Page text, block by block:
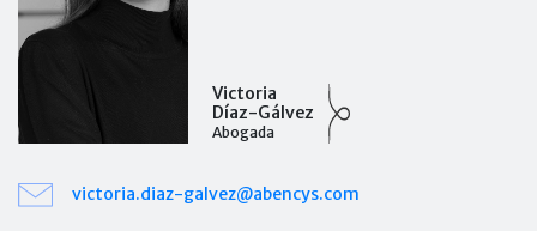
Victoria
Díaz-Gálvez
Abogada
victoria.diaz-galvez@abencys.com